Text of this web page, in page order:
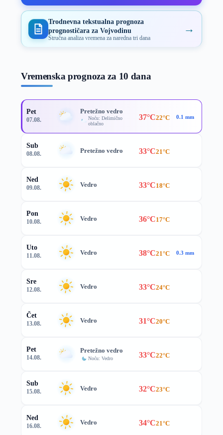
Trodnevna tekstualna prognoza
prognostičara za Vojvodinu
Stručna analiza vremena za naredna tri dana
→
Vremenska prognoza za 10 dana
Pet
07.08.
Pretežno vedro
Noću: Delimično
oblačno
37°C22°C 0.1 mm
Sub
08.08. Pretežno vedro 33°C21°C
Ned
09.08. Vedro 33°C18°C
Pon
10.08. Vedro 36°C17°C
Uto
11.08. Vedro 38°C21°C 0.3 mm
Sre
12.08. Vedro 33°C24°C
Čet
13.08. Vedro 31°C20°C
Pet
14.08.
Pretežno vedro
Noću: Vedro 33°C22°C
Sub
15.08. Vedro 32°C23°C
Ned
16.08. Vedro 34°C21°C